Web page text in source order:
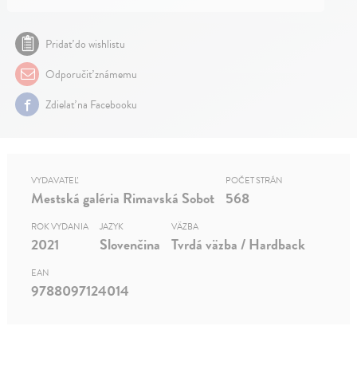
Pridať do wishlistu
Odporučiť známemu
Zdielať na Facebooku
VYDAVATEĽ
Mestská galéria Rimavská Sobot
POČET STRÁN
568
ROK VYDANIA
2021
JAZYK
Slovenčina
VÄZBA
Tvrdá väzba / Hardback
EAN
9788097124014